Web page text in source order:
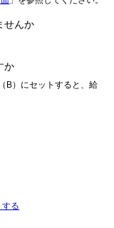
せんか
か
B）にセットすると、給
する